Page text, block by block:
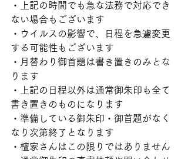
・上記の時間でも急な法務で対応でき
ない場合もございます
・ウイルスの影響で、日程を急遽変更
する可能性もございます
・月替わり御首題は書き置きのみとな
ります
・上記の日程以外は通常御朱印も全て
書き置きのものになります
・準備している御朱印・御首題がなく
なり次第終了となります
・檀家さんはこの限りではありません